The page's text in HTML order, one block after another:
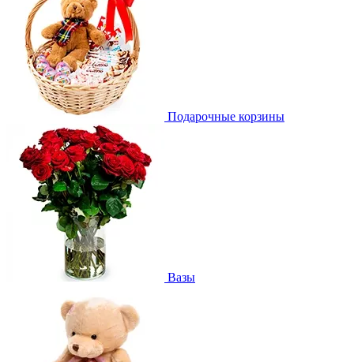
Подарочные корзины
Вазы